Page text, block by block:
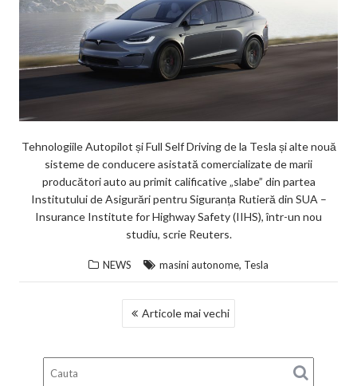
Tehnologiile Autopilot și Full Self Driving de la Tesla și alte nouă
sisteme de conducere asistată comercializate de marii
producători auto au primit calificative „slabe” din partea
Institutului de Asigurări pentru Siguranța Rutieră din SUA –
Insurance Institute for Highway Safety (IIHS), într-un nou
studiu, scrie Reuters.
NEWS masini autonome, Tesla
ARTICOLE
Articole mai vechi